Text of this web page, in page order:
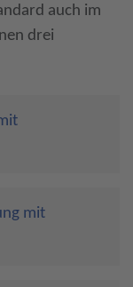
auch im
drei
mit